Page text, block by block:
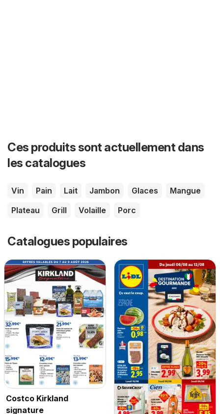
Ces produits sont actuellement dans
les catalogues
Vin Pain Lait Jambon Glaces
Mangue
Plateau
Grill Volaille Porc
Catalogues populaires
Costco Kirkland
signature